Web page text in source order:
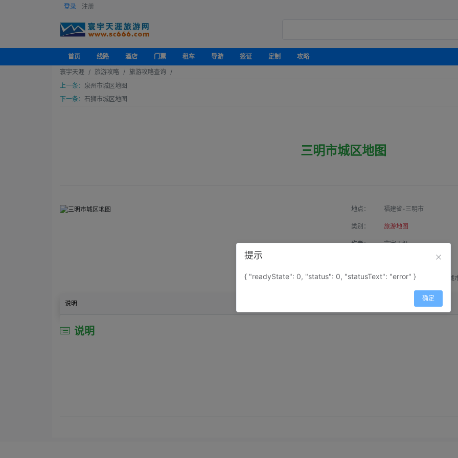
登录 注册
首页 线路 酒店 门票 租车 导游 签证 定制
攻略
寰宇天涯
旅游攻略
旅游攻略查询
上一条： 泉州市城区地图
下一条： 石狮市城区地图
三明市城区地图
地点： 福建省-三明市
类别： 旅游地图
作者： 寰宇天涯
属性： 地图属性： 地图类型-城
说明
说明
提示
{ "readyState": 0, "status": 0, "statusText": "error" }
确定